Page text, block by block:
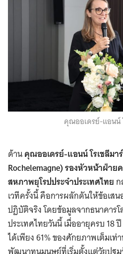
คุณออเดรย์-แอนน์
ด้านคุณออเดรย์-แอนน์ โรเชลีมา
Rochelemagne) รองหัวหน้าฝ่า
สหภาพยุโรปประจำประเทศไทย
เวทีครั้งนี้ คือการผลักดันให้ข้อเส
ปฏิบัติจริง โดยข้อมูลจากธนาคาร
ประเทศไทยวันนี้ เมื่ออายุครบ
ได้เพียง 61% ของศักยภาพเต็มเท่